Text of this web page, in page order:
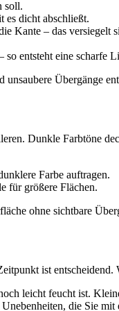
soll.
es dicht abschließt.
Kante – das versiegelt
so entsteht eine scharfe
Übergänge
Dunkle Farbtöne
Farbe auftragen.
für größere Flächen.
ohne sichtbare
ist
leicht feucht ist.
die Sie